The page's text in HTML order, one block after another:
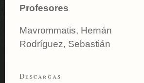
Profesores
Mavrommatis, Hernán
Rodríguez, Sebastián
Descargas